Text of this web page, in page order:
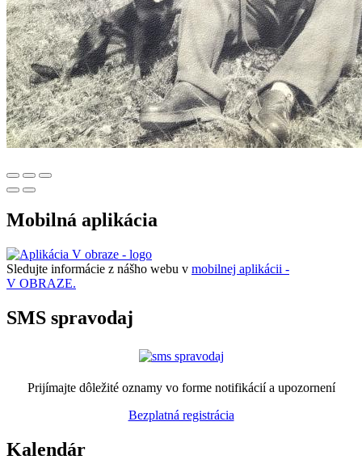
Mobilná aplikácia
Sledujte informácie z nášho webu v mobilnej aplikácii -
V OBRAZE.
SMS spravodaj
Prijímajte dôležité oznamy vo forme notifikácií a upozornení
Bezplatná registrácia
Kalendár